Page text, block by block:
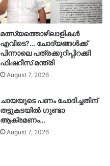
മത്സ്യത്തൊഴിലാളികൾ
എവിടെ?… ചോദ്യങ്ങൾക്ക്
പിന്നാലെ പത്രക്കുറിപ്പിറക്കി
ഫിഷറീസ് മന്ത്രി
August 7, 2026
ചായയുടെ പണം ചോദിച്ചതിന്
തട്ടുകടയിൽ ഗുണ്ടാ
ആക്രമണം…
August 7, 2026